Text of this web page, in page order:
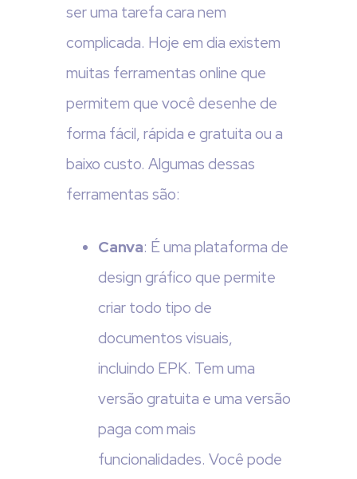
ser uma tarefa cara nem
complicada. Hoje em dia existem
muitas ferramentas online que
permitem que você desenhe de
forma fácil, rápida e gratuita ou a
baixo custo. Algumas dessas
ferramentas são:
Canva: É uma plataforma de
design gráfico que permite
criar todo tipo de
documentos visuais,
incluindo EPK. Tem uma
versão gratuita e uma versão
paga com mais
funcionalidades. Você pode